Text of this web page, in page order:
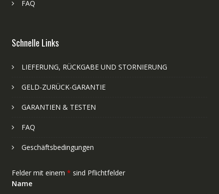
FAQ
Schnelle Links
LIEFERUNG, RÜCKGABE UND STORNIERUNG
GELD-ZURÜCK-GARANTIE
GARANTIEN & TESTEN
FAQ
Geschäftsbedingungen
Felder mit einem * sind Pflichtfelder
Name